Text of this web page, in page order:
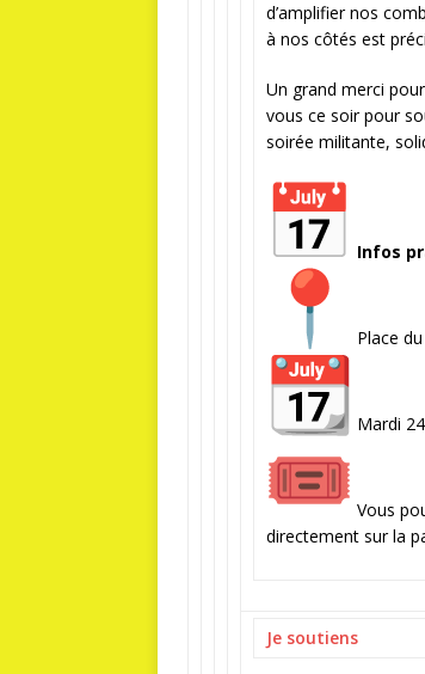
d’amplifier nos
à nos côtés est
Un grand merci
vous ce soir pour
soirée militante,
Infos
Place
Mardi
Vous
directement sur la
Je soutiens